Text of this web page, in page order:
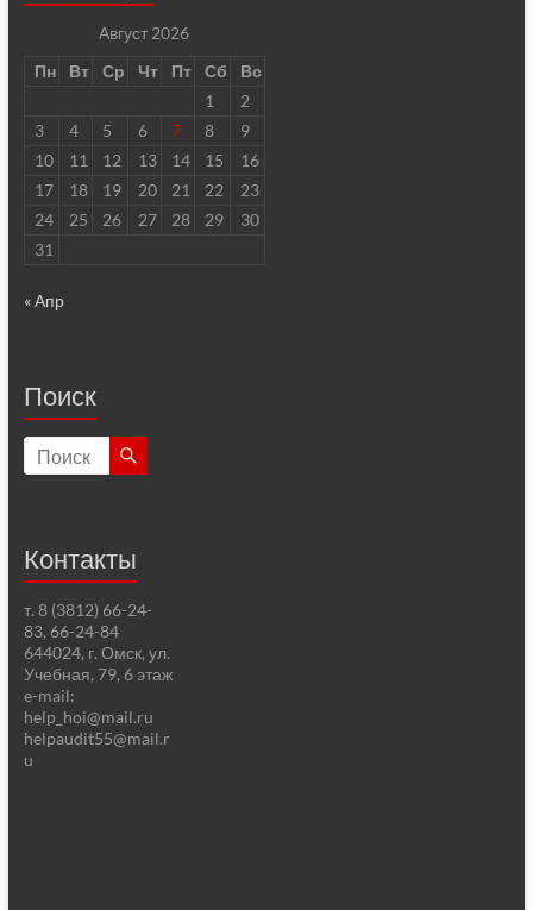
Август 2026
Пн
Вт Ср Чт Пт Сб
Вс
1
2
3
4 5 6 7 8
9
10
11 12 13 14 15
16
17
18 19 20 21 22
23
24
25 26 27 28 29
30
31
« Апр
Поиск
Контакты
т. 8 (3812) 66-24-
83, 66-24-84
644024, г. Омск, ул.
Учебная, 79, 6 этаж
e-mail:
help_hoi@mail.ru
helpaudit55@mail.r
u